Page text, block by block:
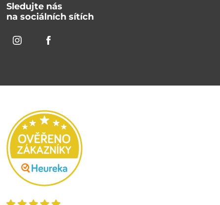
Sledujte nás
na sociálních sítích